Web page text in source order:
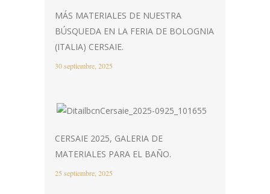
MÁS MATERIALES DE NUESTRA
BÚSQUEDA EN LA FERIA DE BOLOGNIA
(ITALIA) CERSAIE.
30 septiembre, 2025
CERSAIE 2025, GALERIA DE
MATERIALES PARA EL BAÑO.
25 septiembre, 2025